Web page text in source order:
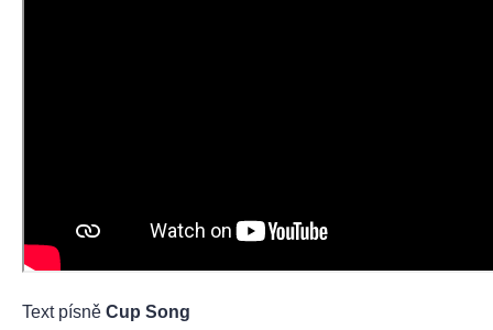
Text písně Cup Song